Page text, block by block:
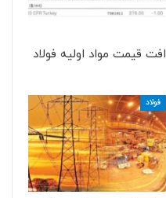
افت قیمت مواد اولیه فولاد
فولاد